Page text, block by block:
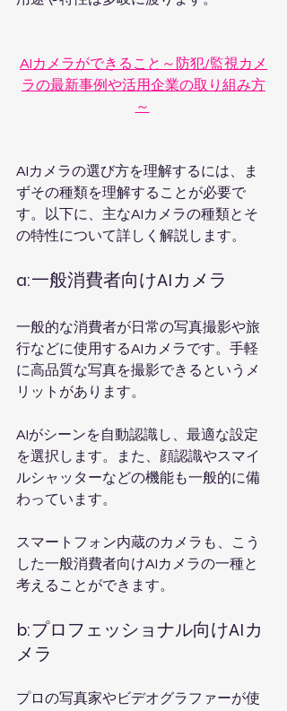
AIカメラができること～防犯/監視カメ
ラの最新事例や活用企業の取り組み方
～
AIカメラの選び方を理解するには、ま
ずその種類を理解することが必要で
す。以下に、主なAIカメラの種類とそ
の特性について詳しく解説します。
a:一般消費者向けAIカメラ
一般的な消費者が日常の写真撮影や旅
行などに使用するAIカメラです。手軽
に高品質な写真を撮影できるというメ
リットがあります。
AIがシーンを自動認識し、最適な設定
を選択します。また、顔認識やスマイ
ルシャッターなどの機能も一般的に備
わっています。
スマートフォン内蔵のカメラも、こう
した一般消費者向けAIカメラの一種と
考えることができます。
b:プロフェッショナル向けAIカ
メラ
プロの写真家やビデオグラファーが使